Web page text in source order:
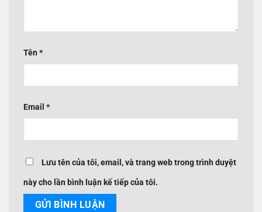
Tên *
Email *
Lưu tên của tôi, email, và trang web trong trình duyệt
này cho lần bình luận kế tiếp của tôi.